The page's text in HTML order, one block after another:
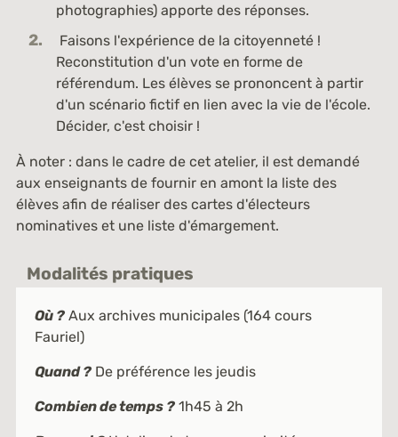
photographies) apporte des réponses.
Faisons l'expérience de la citoyenneté !
Reconstitution d'un vote en forme de
référendum. Les élèves se prononcent à partir
d'un scénario fictif en lien avec la vie de l'école.
Décider, c'est choisir !
À noter : dans le cadre de cet atelier, il est demandé
aux enseignants de fournir en amont la liste des
élèves afin de réaliser des cartes d'électeurs
nominatives et une liste d'émargement.
Modalités pratiques
Où ?Aux archives municipales (164 cours
Fauriel)
Quand ?De préférence les jeudis
Combien de temps ?1h45 à 2h